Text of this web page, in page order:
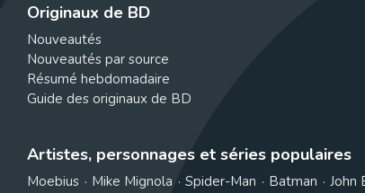
Originaux de BD
Nouveautés
Nouveautés par source
Résumé hebdomadaire
Guide des originaux de BD
Artistes, personnages et séries populaires
Moebius Mike Mignola Spider-Man Batman John